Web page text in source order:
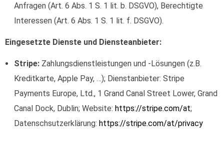
Anfragen (Art. 6 Abs. 1 S. 1 lit. b. DSGVO), Berechtigte
Interessen (Art. 6 Abs. 1 S. 1 lit. f. DSGVO).
Eingesetzte Dienste und Diensteanbieter:
Stripe:Zahlungsdienstleistungen und -Lösungen (z.B.
Kreditkarte, Apple Pay, …); Dienstanbieter: Stripe
Payments Europe, Ltd., 1 Grand Canal Street Lower, Grand
Canal Dock, Dublin; Website: https://stripe.com/at;
Datenschsutzerklärung: https://stripe.com/at/privacy